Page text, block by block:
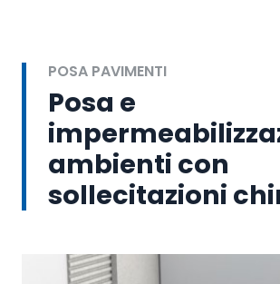
POSA PAVIMENTI
Posa e
ambienti con
sollecitazioni